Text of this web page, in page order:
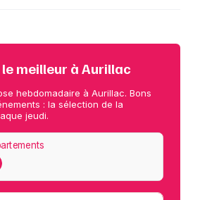
meilleur à Aurillac
hebdomadaire à Aurillac. Bons
: la sélection de la
jeudi.